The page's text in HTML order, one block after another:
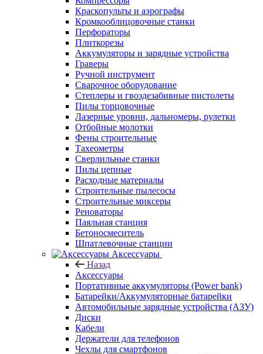
Краскопульты и аэрографы
Кромкооблицовочные станки
Перфораторы
Плиткорезы
Аккумуляторы и зарядные устройства
Граверы
Ручной инструмент
Сварочное оборудование
Степлеры и гвоздезабивные пистолеты
Пилы торцовочные
Лазерные уровни, дальномеры, рулетки
Отбойные молотки
Фены строительные
Тахеометры
Сверлильные станки
Пилы цепные
Расходные материалы
Строительные пылесосы
Строительные миксеры
Реноваторы
Паяльная станция
Бетоносмеситель
Шпатлевочные станции
Аксессуары
Назад
Аксессуары
Портативные аккумуляторы (Power bank)
Батарейки/Аккумуляторные батарейки
Автомобильные зарядные устройства (АЗУ)
Диски
Кабели
Держатели для телефонов
Чехлы для смартфонов